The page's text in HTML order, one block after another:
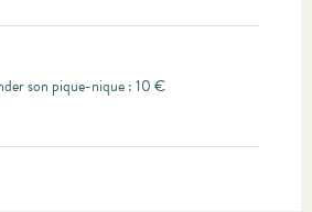
son pique-nique : 10 €